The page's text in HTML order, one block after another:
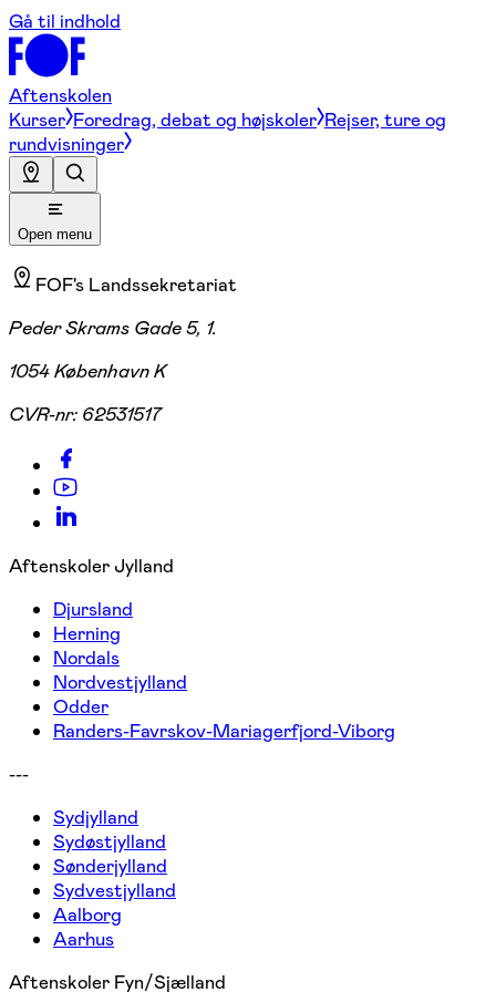
Gå til indhold
Aftenskolen
Kurser Foredrag, debat og højskoler Rejser, ture og
rundvisninger
Open menu
FOF's Landssekretariat
Peder Skrams Gade 5, 1.
1054 København K
CVR-nr: 62531517
Aftenskoler Jylland
Djursland
Herning
Nordals
Nordvestjylland
Odder
Randers-Favrskov-Mariagerfjord-Viborg
---
Sydjylland
Sydøstjylland
Sønderjylland
Sydvestjylland
Aalborg
Aarhus
Aftenskoler Fyn/Sjælland